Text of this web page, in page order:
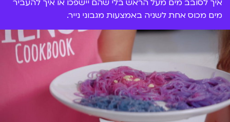
איך לסובב מים מעל הראש בלי שהם יישפכו או איך להעביר
מים מכוס אחת לשניה באמצעות מגבוני נייר.